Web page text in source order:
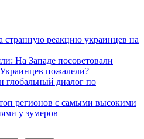
странную реакцию украинцев на
На Западе посоветовали
пожалели?
диалог по
регионов с самыми высокими
у зумеров